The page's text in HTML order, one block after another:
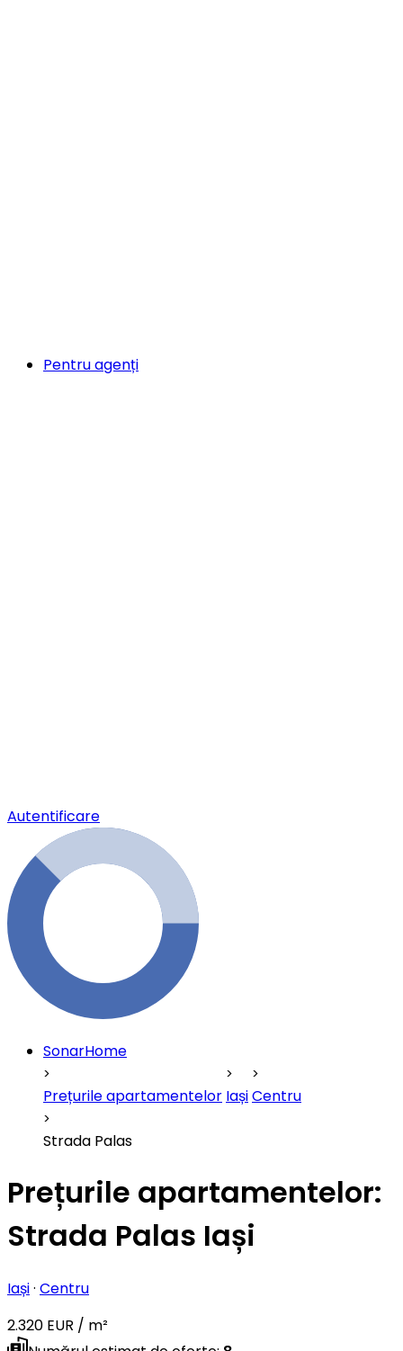
Pentru agenți
Autentificare
SonarHome
Prețurile apartamentelor IașiCentru
Strada Palas
Prețurile apartamentelor:
Strada Palas Iași
Iași· Centru
2.320 EUR / m²